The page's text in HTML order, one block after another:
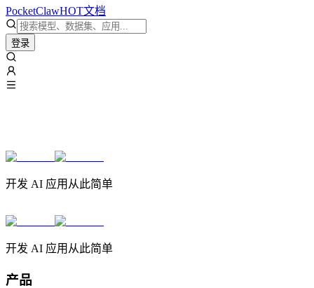
PocketClawHOT文档
登录
开发 AI 应用从此简单
开发 AI 应用从此简单
产品